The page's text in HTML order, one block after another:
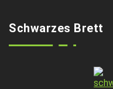
Schwarzes Brett